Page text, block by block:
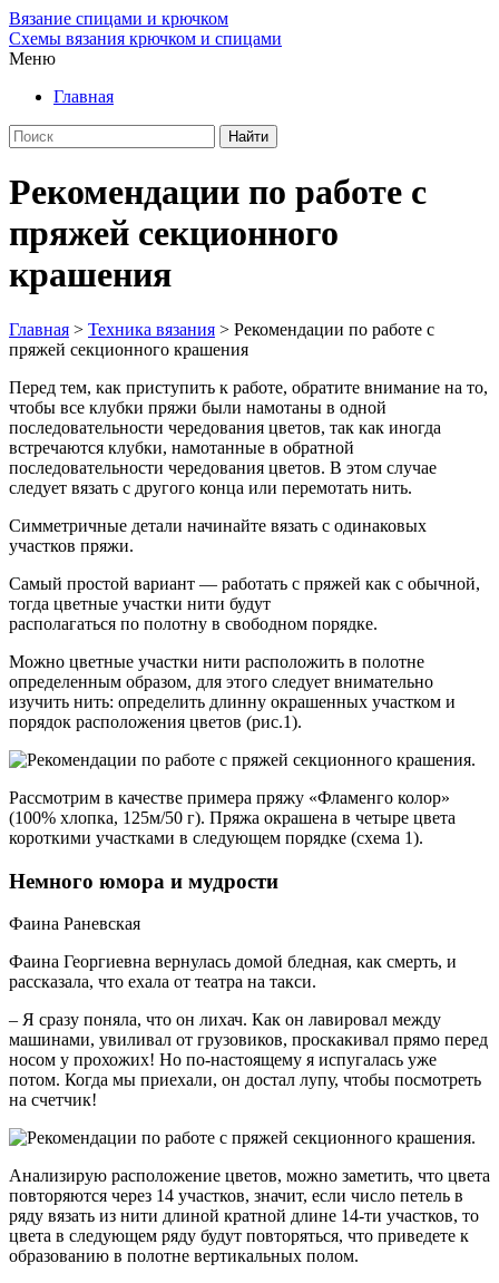
Вязание спицами и крючком
Схемы вязания крючком и спицами
Меню
Главная
Рекомендации по работе с
пряжей секционного
крашения
Главная > Техника вязания > Рекомендации по работе с
пряжей секционного крашения
Перед тем, как приступить к работе, обратите внимание на то,
чтобы все клубки пряжи были намотаны в одной
последовательности чередования цветов, так как иногда
встречаются клубки, намотанные в обратной
последовательности чередования цветов. В этом случае
следует вязать с другого конца или перемотать нить.
Симметричные детали начинайте вязать с одинаковых
участков пряжи.
Самый простой вариант — работать с пряжей как с обычной,
тогда цветные участки нити будут
располагаться по полотну в свободном порядке.
Можно цветные участки нити расположить в полотне
определенным образом, для этого следует внимательно
изучить нить: определить длинну окрашенных участком и
порядок расположения цветов (рис.1).
Рассмотрим в качестве примера пряжу «Фламенго колор»
(100% хлопка, 125м/50 г). Пряжа окрашена в четыре цвета
короткими участками в следующем порядке (схема 1).
Немного юмора и мудрости
Фаина Раневская
Фаина Георгиевна вернулась домой бледная, как смерть, и
рассказала, что ехала от театра на такси.
– Я сразу поняла, что он лихач. Как он лавировал между
машинами, увиливал от грузовиков, проскакивал прямо перед
носом у прохожих! Но по-настоящему я испугалась уже
потом. Когда мы приехали, он достал лупу, чтобы посмотреть
на счетчик!
Анализирую расположение цветов, можно заметить, что цвета
повторяются через 14 участков, значит, если число петель в
ряду вязать из нити длиной кратной длине 14-ти участков, то
цвета в следующем ряду будут повторяться, что приведете к
образованию в полотне вертикальных полом.